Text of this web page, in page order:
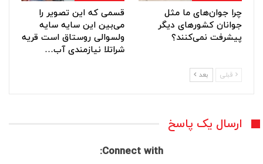
چرا جوان‌های ما مثل
جوانان کشورهای دیگر
پیشرفت نمی‌کنند؟
قسمی که این تصویر را
می‌بین این سایه سایه
ولسوالی روستاق است قریه
شراتلا نیازمندی آب…
قبلی بعد
ارسال یک پاسخ
Connect with: